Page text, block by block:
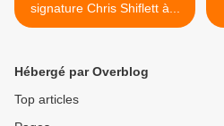
signature Chris Shiflett à...
Hébergé par Overblog
Top articles